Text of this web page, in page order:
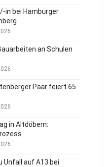
in bei Hamburger
an Schulen
Paar feiert 65
in Altdöbern:
auf A13 bei